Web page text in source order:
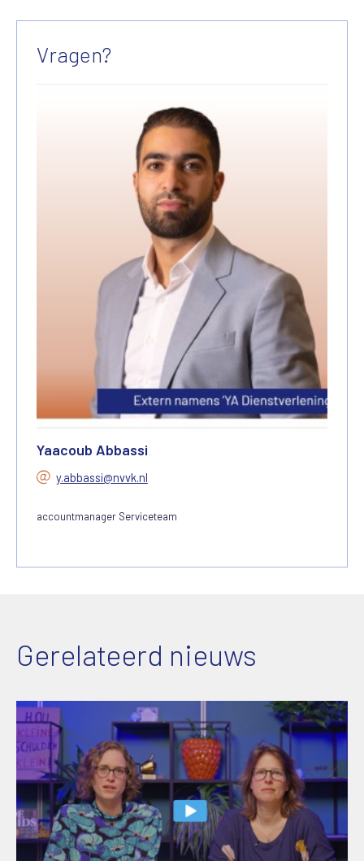
Vragen?
Yaacoub Abbassi
y.abbassi@nvvk.nl
accountmanager Serviceteam
Gerelateerd nieuws